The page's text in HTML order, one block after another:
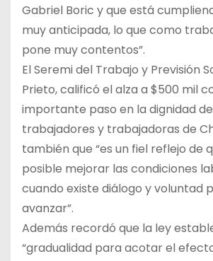
Gabriel Boric y que está
muy anticipada, lo que como
pone muy contentos”.
El Seremi del Trabajo y Previsión
Prieto, calificó el alza a $500 mil
importante paso en la dignidad
trabajadores y trabajadoras de
también que “es un fiel reflejo de
posible mejorar las condiciones
cuando existe diálogo y voluntad
avanzar”.
Además recordó que la ley
“gradualidad para acotar el